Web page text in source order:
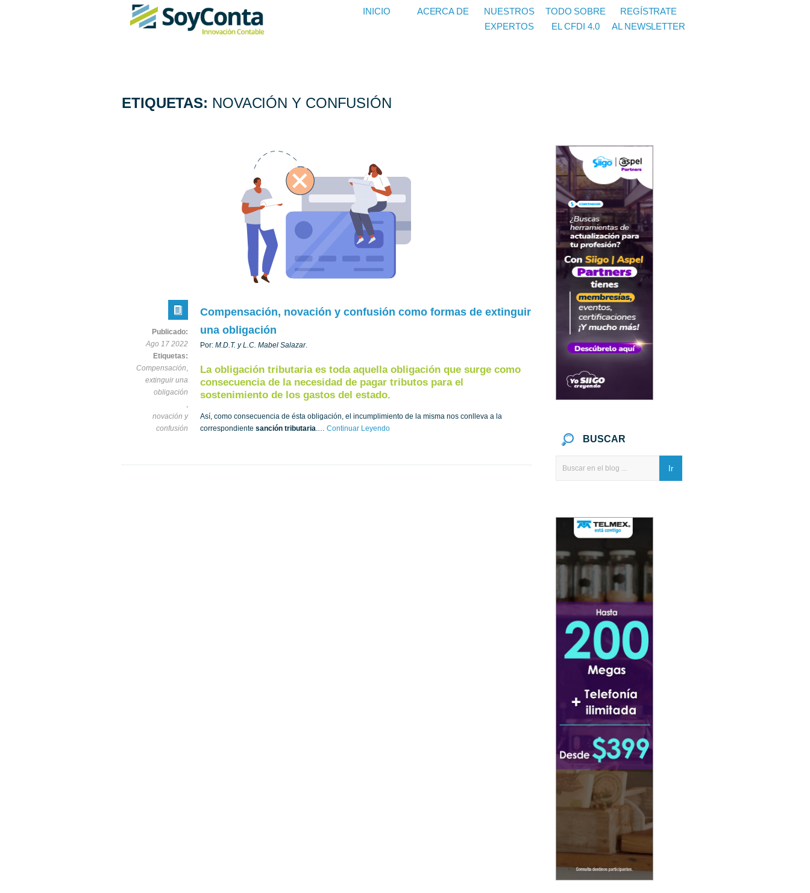
INICIO ACERCA DE
NUESTROS
EXPERTOS
TODO SOBRE
EL CFDI 4.0
REGÍSTRATE
AL NEWSLETTER
ETIQUETAS: NOVACIÓN Y CONFUSIÓN
Compensación, novación y confusión como formas de extinguir
una obligación
Por: M.D.T. y L.C. Mabel Salazar.
La obligación tributaria es toda aquella obligación que surge como
consecuencia de la necesidad de pagar tributos para el
sostenimiento de los gastos del estado.
Así, como consecuencia de ésta obligación, el incumplimiento de la misma nos conlleva a la
correspondiente sanción tributaria.… Continuar Leyendo
Publicado:
Ago 17 2022
Etiquetas:
Compensación,
extinguir una
obligación
,
novación y
confusión
BUSCAR